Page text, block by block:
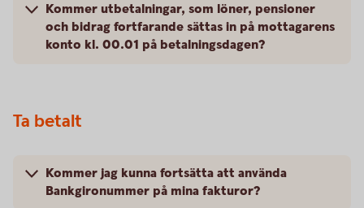
Kommer utbetalningar, som löner, pensioner
och bidrag fortfarande sättas in på mottagarens
konto kl. 00.01 på betalningsdagen?
Ta betalt
Kommer jag kunna fortsätta att använda
Bankgironummer på mina fakturor?